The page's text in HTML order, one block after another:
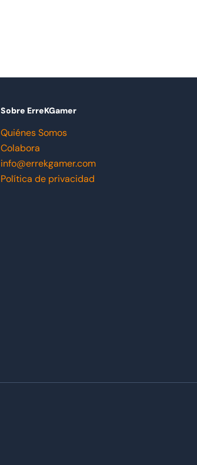
Sobre ErreKGamer
Quiénes Somos
Colabora
info@errekgamer.com
Política de privacidad